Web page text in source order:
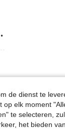
/ 33 in, Kleur:
de dienst te
elk moment
te selecteren,
het bieden